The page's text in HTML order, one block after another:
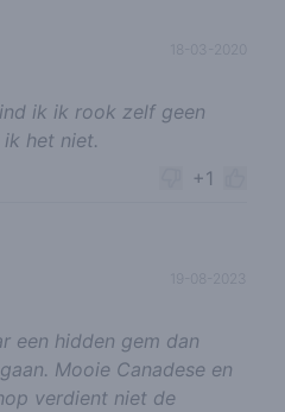
18-03-2020
ik ik rook zelf geen
het niet.
+1
19-08-2023
een hidden gem dan
Mooie Canadese en
verdient niet de